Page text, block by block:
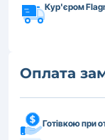
Кур'єром
Оплата
Готівкою при